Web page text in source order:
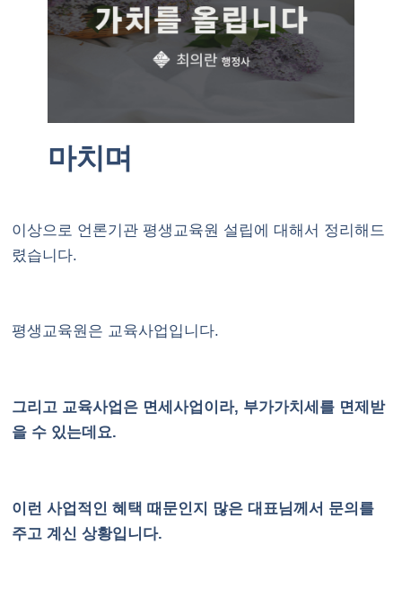
마치며
이상으로 언론기관 평생교육원 설립에 대해서 정리해드
렸습니다.
평생교육원은 교육사업입니다.
그리고 교육사업은 면세사업이라, 부가가치세를 면제받
을 수 있는데요.
이런 사업적인 혜택 때문인지 많은 대표님께서 문의를
주고 계신 상황입니다.